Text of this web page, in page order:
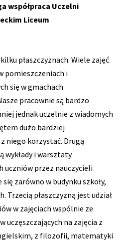
współpraca Uczelni
Liceum
płaszczyznach. Wiele zajęć
pomieszczeniach i
się w gmachach
pracownie są bardzo
jednak uczelnie z wiadomych
dużo bardziej
niego korzystać. Drugą
wykłady i warsztaty
uczniów przez nauczycieli
zarówno w budynku szkoły,
Trzecią płaszczyzną jest udział
w zajęciach wspólnie ze
uczęszczających na zajęcia z
z filozofii, matematyki